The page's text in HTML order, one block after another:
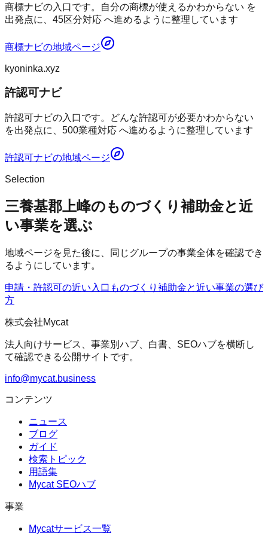
商標ナビの入口です。自分の商標が使えるかわからない を
出発点に、45区分対応 へ進めるように整理しています
商標ナビの地域ページ
kyoninka.xyz
許認可ナビ
許認可ナビの入口です。どんな許認可が必要かわからない
を出発点に、500業種対応 へ進めるように整理しています
許認可ナビの地域ページ
Selection
三養基郡上峰のものづくり補助金と近
い事業を選ぶ
地域ページを見た後に、同じグループの事業全体を確認でき
るようにしています。
申請・許認可の近い入口 ものづくり補助金と近い事業の選び
方
株式会社Mycat
法人向けサービス、事業別ハブ、白書、SEOハブを横断し
て確認できる公開サイトです。
info@mycat.business
コンテンツ
ニュース
ブログ
ガイド
検索トピック
用語集
Mycat SEOハブ
事業
Mycatサービス一覧